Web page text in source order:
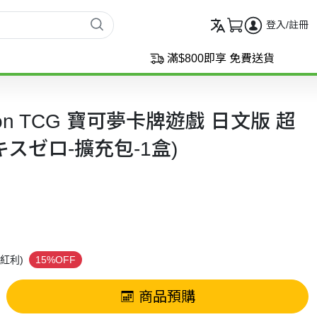
登入/註冊
滿$800即享 免費送貨
TCG 寶可夢卡牌遊戲 日文版 超
スゼロ-擴充包-1盒)
紅利) 15%OFF
商品預購